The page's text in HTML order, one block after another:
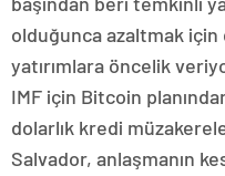
olduğunca azaltmak
yatırımlara öncelik
IMF için Bitcoin
dolarlık kredi
Salvador, anlaşmanın